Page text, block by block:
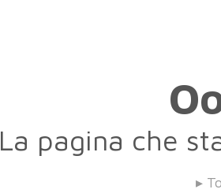
La pagina che
▸